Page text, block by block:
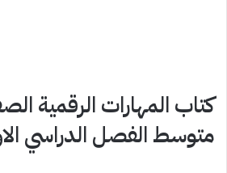
كتاب المهارات الرقمية
متوسط الفصل الدراسي الاول